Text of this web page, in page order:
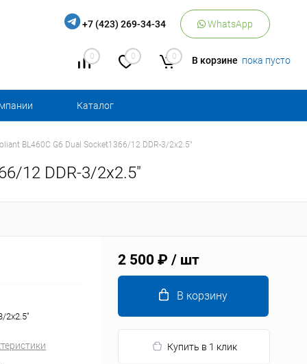
+7 (423) 269-34-34 WhatsApp
0 0 0 В корзине пока пусто
Каталог
BL460C G6 Dual Socket1366/12 DDR-3/2x2.5"
12 DDR-3/2x2.5"
2x2.5"
2 500 ₽ / шт
В корзину
Купить в 1 клик